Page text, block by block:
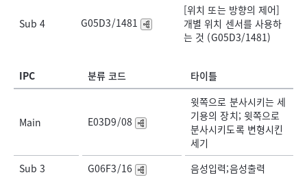
Sub 4 G05D3/1481
[위치 또는 방향의 제어]
개별 위치 센서를 사용하
는 것 (G05D3/1481)
IPC 분류 코드 타이틀
Main E03D9/08
윗쪽으로 분사시키는 세
기용의 장치; 윗쪽으로
분사시키도록 변형시킨
세기
Sub 3
G06F3/16 음성입력;음성출력